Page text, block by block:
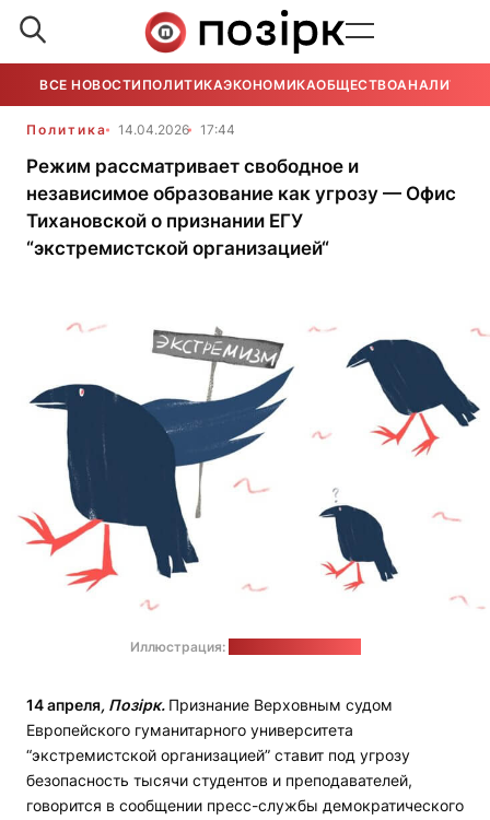
ВСЕ НОВОСТИ ПОЛИТИКАЭКОНОМИКАОБЩЕСТВОАНАЛИТИКА
Политика 14.04.2026 17:44
Режим рассматривает свободное и
независимое образование как угрозу — Офис
Тихановской о признании ЕГУ
“экстремистской организацией“
Иллюстрация:
14 апреля, Позірк. Признание Верховным судом
Европейского гуманитарного университета
“экстремистской организацией” ставит под угрозу
безопасность тысячи студентов и преподавателей,
говорится в сообщении пресс-службы демократического